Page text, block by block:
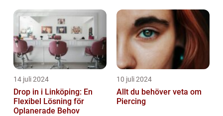
14 juli 2024
Drop in i Linköping: En
Flexibel Lösning för
Oplanerade Behov
10 juli 2024
Allt du behöver veta om
Piercing